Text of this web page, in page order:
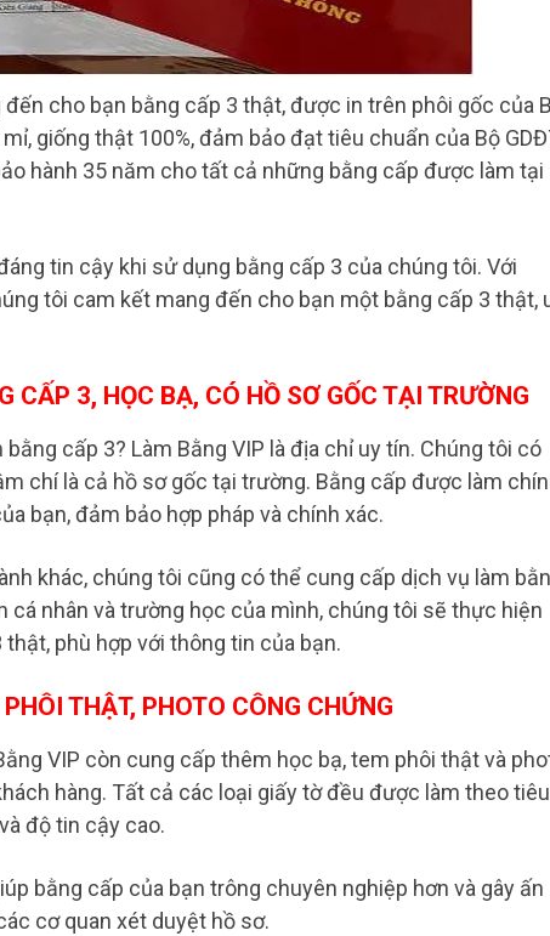
cho bạn bằng cấp 3 thật, được in trên phôi gốc của
giống thật 100%, đảm bảo đạt tiêu chuẩn của Bộ
hành 35 năm cho tất cả những bằng cấp được làm tại
tin cậy khi sử dụng bằng cấp 3 của chúng tôi. Với
tôi cam kết mang đến cho bạn một bằng cấp 3 thật,
CẤP 3, HỌC BẠ, CÓ HỒ SƠ GỐC TẠI TRƯỜNG
cấp 3? Làm Bằng VIP là địa chỉ uy tín. Chúng tôi có
chí là cả hồ sơ gốc tại trường. Bằng cấp được làm
bạn, đảm bảo hợp pháp và chính xác.
khác, chúng tôi cũng có thể cung cấp dịch vụ làm
nhân và trường học của mình, chúng tôi sẽ thực hiện
phù hợp với thông tin của bạn.
THẬT, PHOTO CÔNG CHỨNG
VIP còn cung cấp thêm học bạ, tem phôi thật và
hàng. Tất cả các loại giấy tờ đều được làm theo tiêu
độ tin cậy cao.
bằng cấp của bạn trông chuyên nghiệp hơn và gây ấn
cơ quan xét duyệt hồ sơ.